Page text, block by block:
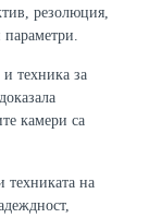
резолюция,
техника за
камери са
техниката на